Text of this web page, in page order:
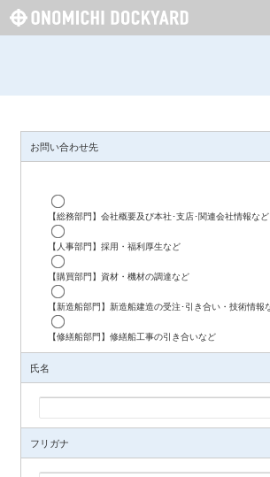
お問い合わせ先
【総務部門】会社概要及び本社･支店･関連会社情報など
【人事部門】採用・福利厚生など
【購買部門】資材・機材の調達など
【新造船部門】新造船建造の受注･引き合い・技術情報
【修繕船部門】修繕船工事の引き合いなど
氏名
フリガナ